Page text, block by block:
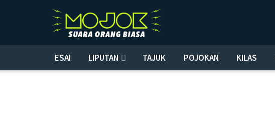
ESAI LIPUTAN TAJUK POJOKAN KILAS